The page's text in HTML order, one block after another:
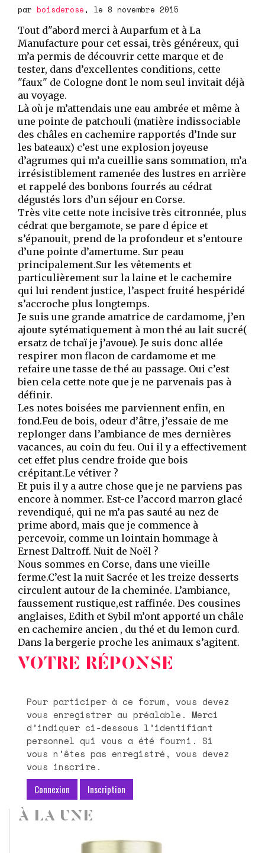
par boisderose , le 8 novembre 2015
Tout d"abord merci à Auparfum et à La
Manufacture pour cet essai, très généreux, qui
m’a permis de découvrir cette marque et de
tester, dans d’excellentes conditions, cette
"faux" de Cologne dont le nom seul invitait déjà
au voyage.
Là où je m’attendais une eau ambrée et même à
une pointe de patchouli (matière indissociable
des châles en cachemire rapportés d’Inde sur
les bateaux) c’est une explosion joyeuse
d’agrumes qui m’a cueillie sans sommation, m’a
irrésistiblement ramenée des lustres en arrière
et rappelé des bonbons fourrés au cédrat
dégustés lors d’un séjour en Corse.
Très vite cette note incisive très citronnée, plus
cédrat que bergamote, se pare d épice et
s’épanouit, prend de la profondeur et s’entoure
d’une pointe d’amertume. Sur peau
principalement.Sur les vêtements et
particulièrement sur la laine et le cachemire
qui lui rendent justice, l’aspect fruité hespéridé
s’accroche plus longtemps.
Je suis une grande amatrice de cardamome, j’en
ajoute sytématiquement à mon thé au lait sucré(
ersatz de tchaï je j’avoue). Je suis donc allée
respirer mon flacon de cardamome et me
refaire une tasse de thé au passage. Oui c’est
bien cela cette note que je ne parvenais pas à
définir.
Les notes boisées me parviennent enfin, en
fond.Feu de bois, odeur d’âtre, j’essaie de me
replonger dans l’ambiance de mes dernières
vacances, au coin du feu. Oui il y a effectivement
cet effet plus cendre froide que bois
crépitant.Le vétiver ?
Et puis il y a autre chose que je ne parviens pas
encore à nommer. Est-ce l’accord marron glacé
revendiqué, qui ne m’a pas sauté au nez de
prime abord, mais que je commence à
percevoir, comme un lointain hommage à
Ernest Daltroff. Nuit de Noël ?
Nous sommes en Corse, dans une vieille
ferme.C’est la nuit Sacrée et les treize desserts
circulent autour de la cheminée. L’ambiance,
faussement rustique,est raffinée. Des cousines
anglaises, Edith et Sybil m’ont apporté un châle
en cachemire ancien , du thé et du lemon curd.
Dans la bergerie proche les animaux s’agitent.
VOTRE RÉPONSE
Pour participer à ce forum, vous devez
vous enregistrer au préalable. Merci
d’indiquer ci-dessous l’identifiant
personnel qui vous a été fourni. Si
vous n’êtes pas enregistré, vous devez
vous inscrire.
Connexion
Inscription
À LA UNE